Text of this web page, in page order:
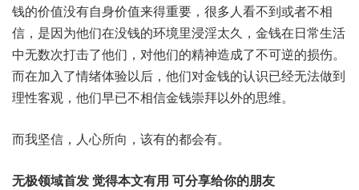
钱的价值没有自身价值来得重要，很多人看不到或者不相
信，是因为他们在没钱的环境里浸淫太久，金钱在日常生活
中无数次打击了他们，对他们的精神造成了不可逆的损伤。
而在加入了情绪体验以后，他们对金钱的认识已经无法做到
理性客观，他们早已不相信金钱崇拜以外的思维。
而我坚信，人心所向，该有的都会有。
无极领域首发 觉得本文有用 可分享给你的朋友